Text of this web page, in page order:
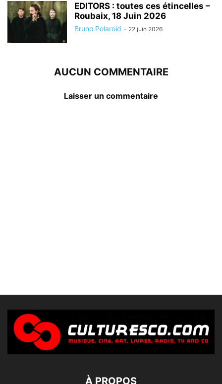
EDITORS : toutes ces étincelles –
Roubaix, 18 Juin 2026
Bruno Polaroid - 22 juin 2026
AUCUN COMMENTAIRE
Laisser un commentaire
À PROPOS